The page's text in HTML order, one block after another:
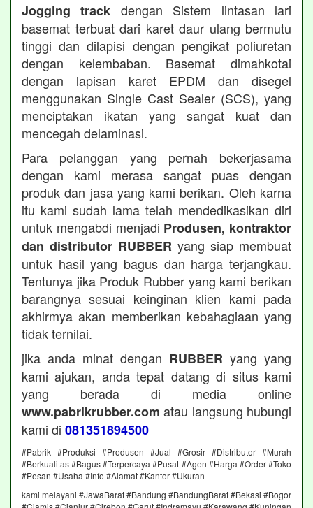
Jogging track dengan Sistem lintasan lari
basemat terbuat dari karet daur ulang bermutu
tinggi dan dilapisi dengan pengikat poliuretan
dengan kelembaban. Basemat dimahkotai
dengan lapisan karet EPDM dan disegel
menggunakan Single Cast Sealer (SCS), yang
menciptakan ikatan yang sangat kuat dan
mencegah delaminasi.
Para pelanggan yang pernah bekerjasama
dengan kami merasa sangat puas dengan
produk dan jasa yang kami berikan. Oleh karna
itu kami sudah lama telah mendedikasikan diri
untuk mengabdi menjadi Produsen, kontraktor
dan distributor RUBBER yang siap membuat
untuk hasil yang bagus dan harga terjangkau.
Tentunya jika Produk Rubber yang kami berikan
barangnya sesuai keinginan klien kami pada
akhirmya akan memberikan kebahagiaan yang
tidak ternilai.
jika anda minat dengan RUBBER yang yang
kami ajukan, anda tepat datang di situs kami
yang berada di media online
www.pabrikrubber.com atau langsung hubungi
kami di 081351894500
#Pabrik #Produksi #Produsen #Jual #Grosir #Distributor #Murah
#Berkualitas #Bagus #Terpercaya #Pusat #Agen #Harga #Order #Toko
#Pesan #Usaha #Info #Alamat #Kantor #Ukuran
kami melayani #JawaBarat #Bandung #BandungBarat #Bekasi #Bogor